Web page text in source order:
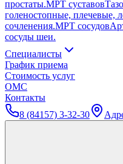
простаты.МРТ суставов
голеностопные, плечевые,
сочленения.МРТ сосудов
сосуды шеи.
Специалисты
График приема
Стоимость услуг
ОМС
Контакты
8 (84157) 3-32-30